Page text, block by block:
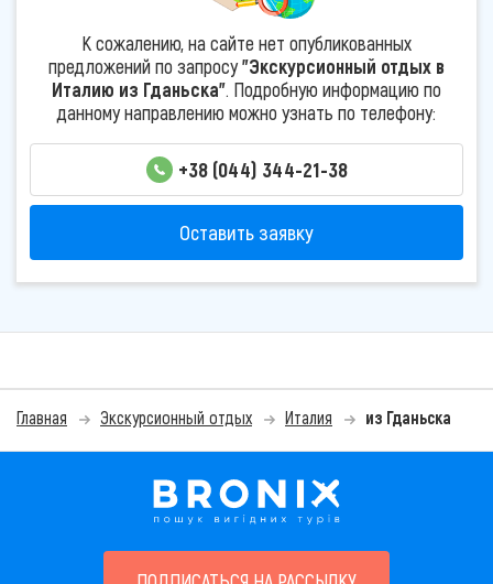
К сожалению, на сайте нет опубликованных
предложений по запросу"Экскурсионный отдых в
Италию из Гданьска". Подробную информацию по
данному направлению можно узнать по телефону:
+38 (044) 344-21-38
Оставить заявку
Главная Экскурсионный отдых Италия из Гданьска